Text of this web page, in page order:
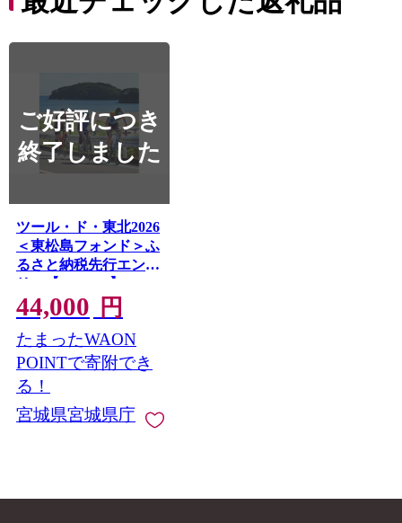
ご好評につき
終了しました
ツール・ド・東北2026
＜東松島フォンド＞ふ
るさと納税先行エント
リー【1718282】
44,000 円
たまったWAON
POINTで寄附でき
る！
宮城県宮城県庁